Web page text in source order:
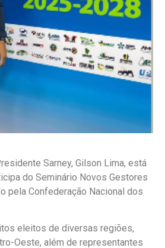
Sarney, Gilson Lima, está
do Seminário Novos Gestores
pela Confederação Nacional dos
eleitos de diversas regiões,
Oeste, além de representantes